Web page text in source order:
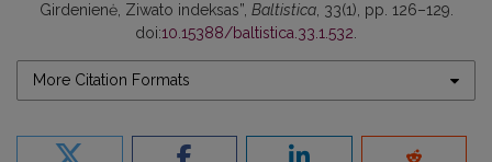
Girdenienė, Ziwato indeksas”, Baltistica, 33(1), pp. 126–129.
doi:10.15388/baltistica.33.1.532
More Citation Formats